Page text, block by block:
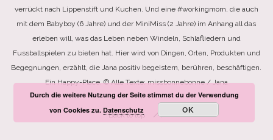
verrückt nach Lippenstift und Kuchen. Und eine #workingmom, die auch
mit dem Babyboy (6 Jahre) und der MiniMiss (2 Jahre) im Anhang all das
erleben will, was das Leben neben Windeln, Schlafliedern und
Fussballspielen zu bieten hat. Hier wird von Dingen, Orten, Produkten und
Begegnungen, erzählt, die Jana positiv begeistern, berühren, beschäftigen.
Ein Happy-Place. © Alle Texte: missbonnebonne / Jana
Back to top
Durch die weitere Nutzung der Seite stimmst du der Verwendung
von Cookies zu.Datenschutz OK